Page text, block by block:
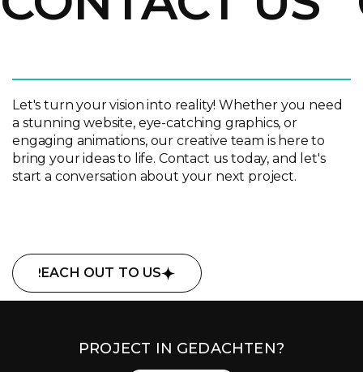
Let's turn your vision into reality! Whether you need
a stunning website, eye-catching graphics, or
engaging animations, our creative team is here to
bring your ideas to life. Contact us today, and let's
start a conversation about your next project.
REACH OUT TO US
PROJECT IN GEDACHTEN?